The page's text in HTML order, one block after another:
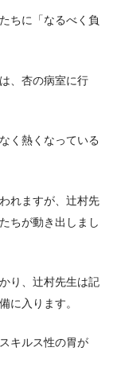
ちに「なるべく負
、杏の病室に行
く熱くなっている
れますが、辻村先
ちが動き出しまし
り、辻村先生は記
に入ります。
キルス性の胃が